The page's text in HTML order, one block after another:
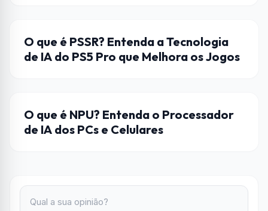
HARDWARE
O que é PSSR? Entenda a Tecnologia
de IA do PS5 Pro que Melhora os Jogos
HARDWARE
O que é NPU? Entenda o Processador
de IA dos PCs e Celulares